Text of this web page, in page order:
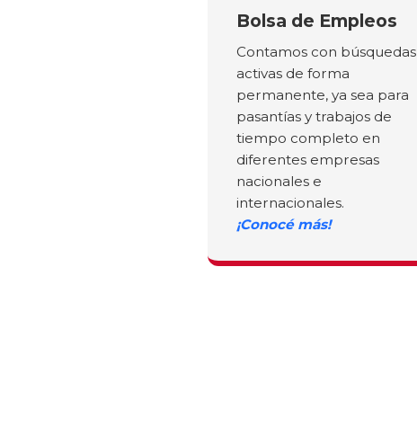
Bolsa de Empleos
Contamos con búsquedas
activas de forma
permanente, ya sea para
pasantías y trabajos de
tiempo completo en
diferentes empresas
nacionales e
internacionales.
¡Conocé más!